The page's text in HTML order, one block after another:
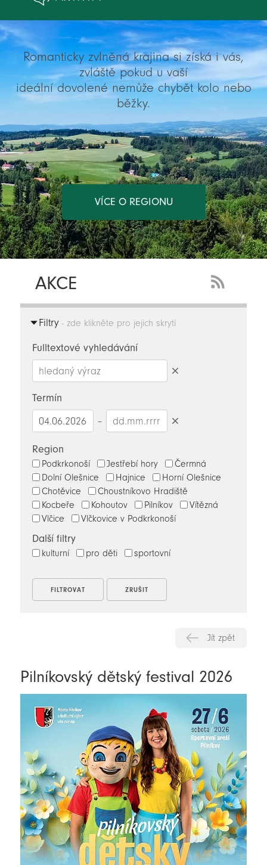
Romanticky zvlněná krajina si získá i vás,
zvláště pokud u vaší
ideální dovolené nemůže chybět kolo nebo
běžky.
VÍCE O REGIONU
AKCE
Feed
Filtry- zde klikněte pro jejich skrytí
Fulltextové vyhledávání
Termín
–
Region
Podkrkonoší Jestřebí hory
Čermná
Dolní Olešnice
Hajnice
Horní Olešnice
Chotěvice
Choustníkovo Hradiště
Kocbeře
Kohoutov Pilníkov
Vítězná
Vlčice
Vlčkovice v Podkrkonoší
Další filtry
kulturní pro děti sportovní
Jít zpět
Pilníkovský dětský festival 2026